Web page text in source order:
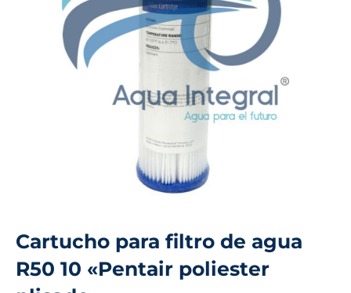
Cartucho para filtro de agua
R50 10 «Pentair poliester